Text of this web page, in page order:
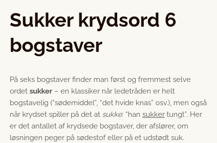
Sukker krydsord 6
bogstaver
På seks bogstaver finder man først og fremmest selve
ordet sukker – en klassiker når ledetråden er helt
bogstavelig (“sødemiddel”, “det hvide knas” osv.), men også
når krydset spiller på det at sukke: “han sukker tungt”. Her
er det antallet af krydsede bogstaver, der afslører, om
løsningen peger på sødestof eller på et udstødt suk.